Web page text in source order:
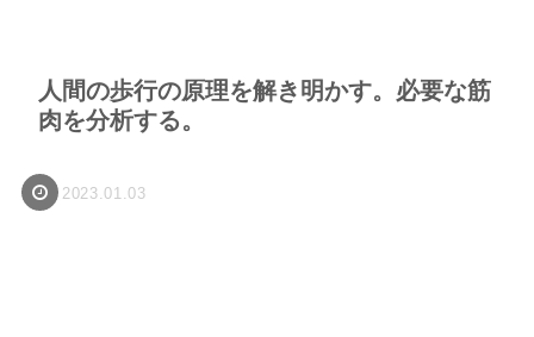
人間の歩行の原理を解き明かす。必要な筋
肉を分析する。
2023.01.03